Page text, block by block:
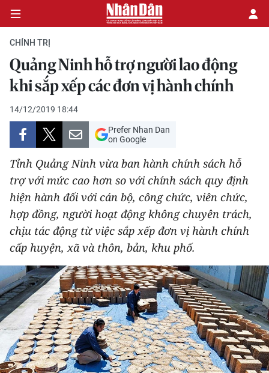
CHÍNH TRỊ
KINH TẾ
VĂN HÓA
XÃ HỘI
PHÁP LUẬT
DU LỊCH
THẾ GIỚI
THỂ THAO
GIÁO DỤC
Y TẾ
CHÍNH TRỊ
Quảng Ninh hỗ trợ người lao động
khi sắp xếp các đơn vị hành chính
14/12/2019 18:44
Prefer Nhan Dan
on Google
Tỉnh Quảng Ninh vừa ban hành chính sách hỗ
trợ với mức cao hơn so với chính sách quy định
hiện hành đối với cán bộ, công chức, viên chức,
hợp đồng, người hoạt động không chuyên trách,
chịu tác động từ việc sắp xếp đơn vị hành chính
cấp huyện, xã và thôn, bản, khu phố.